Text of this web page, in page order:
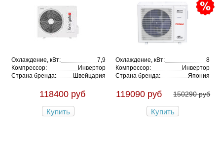
Охлаждение, кВт:
7,9
Компрессор:
Инвертор
Страна бренда:
Швейцария
118400 руб
Купить
Охлаждение, кВт:
8
Компрессор:
Инвертор
Страна бренда:
Япония
119090 руб 150290 руб
Купить